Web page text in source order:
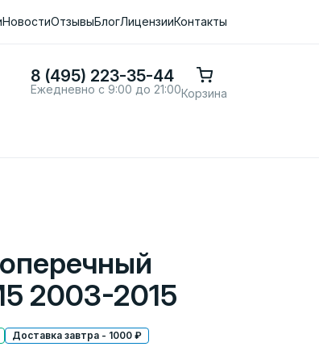
НовостиОтзывыБлогЛицензииКонтакты
8 (495) 223-35-44
Ежедневно с 9:00 до 21:00Корзина
2003-2015
Доставка завтра - 1000 ₽